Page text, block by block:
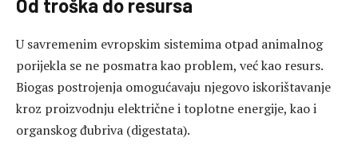
Od troška do resursa
U savremenim evropskim sistemima otpad animalnog
porijekla se ne posmatra kao problem, već kao resurs.
Biogas postrojenja omogućavaju njegovo iskorištavanje
kroz proizvodnju električne i toplotne energije, kao i
organskog đubriva (digestata).